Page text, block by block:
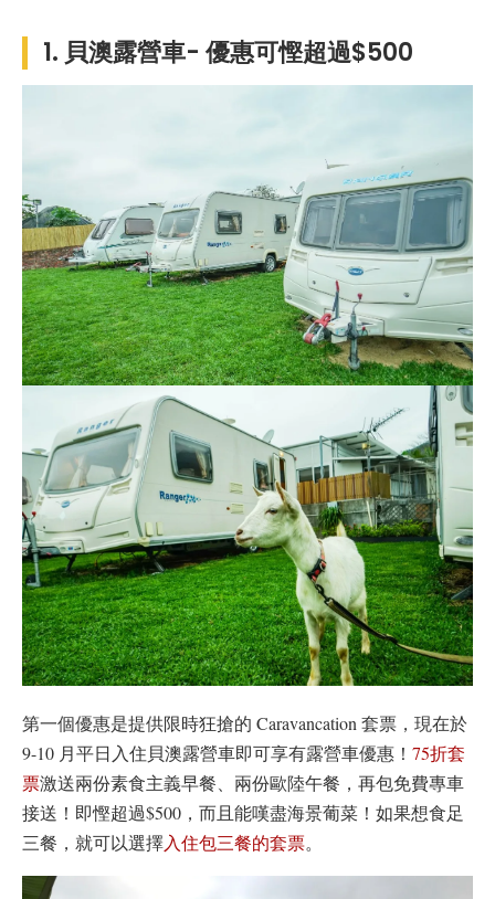
1. 貝澳露營車- 優惠可慳超過$500
第一個優惠是提供限時狂搶的 Caravancation 套票，現在於
9-10 月平日入住貝澳露營車即可享有露營車優惠！ 75折套
票激送兩份素食主義早餐、兩份歐陸午餐，再包免費專車
接送！即慳超過$500，而且能嘆盡海景葡菜！如果想食足
三餐，就可以選擇入住包三餐的套票。